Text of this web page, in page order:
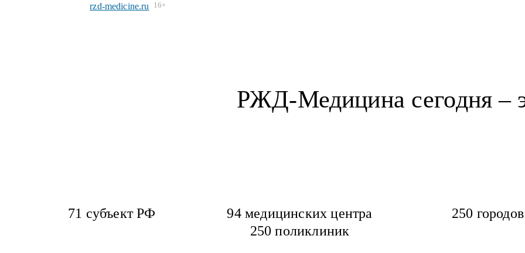
rzd-medicine.ru 16+
РЖД-Медицина сегодня –
71 субъект РФ
94 медицинских центра
250 поликлиник
250 городов